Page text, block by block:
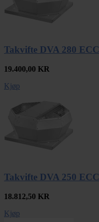
Takvifte DVA 280 ECC
19.400,00 KR
Kjøp
Takvifte DVA 250 ECC
18.812,50 KR
Kjøp